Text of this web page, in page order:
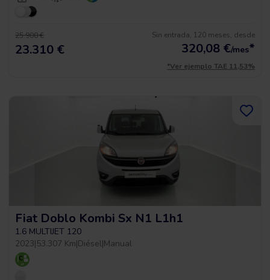
25.900 €
23.310 €
Sin entrada, 120 meses, desde
320,08 €/mes*
*Ver ejemplo TAE 11,53%
Fiat Doblo Kombi Sx N1 L1h1
1.6 MULTIJET 120
2023|53.307 Km|Diésel|Manual